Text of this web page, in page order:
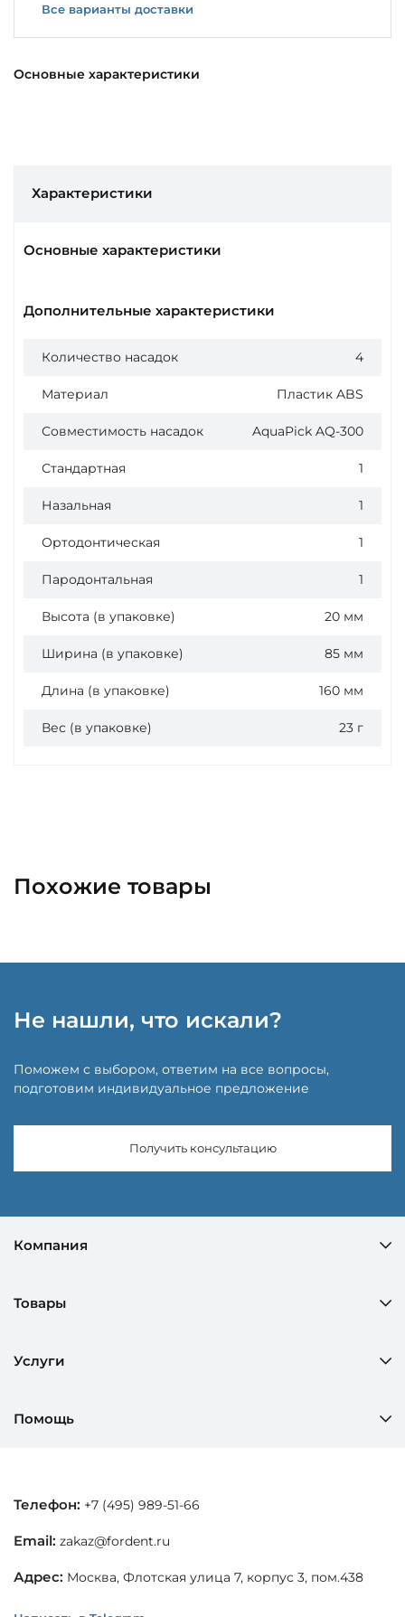
Основные характеристики
Все варианты доставки
Характеристики
Основные характеристики
Дополнительные характеристики
Количество насадок 4
Материал Пластик ABS
Совместимость насадок AquaPick AQ-300
Стандартная 1
Назальная 1
Ортодонтическая 1
Пародонтальная 1
Высота (в упаковке) 20 мм
Ширина (в упаковке) 85 мм
Длина (в упаковке) 160 мм
Вес (в упаковке) 23 г
Похожие товары
Не нашли, что искали?
Поможем с выбором, ответим на все вопросы,
подготовим индивидуальное предложение
Получить консультацию
Компания
Товары
Услуги
Помощь
Телефон: +7 (495) 989-51-66
Email: zakaz@fordent.ru
Адрес: Москва, Флотская улица 7, корпус 3, пом.438